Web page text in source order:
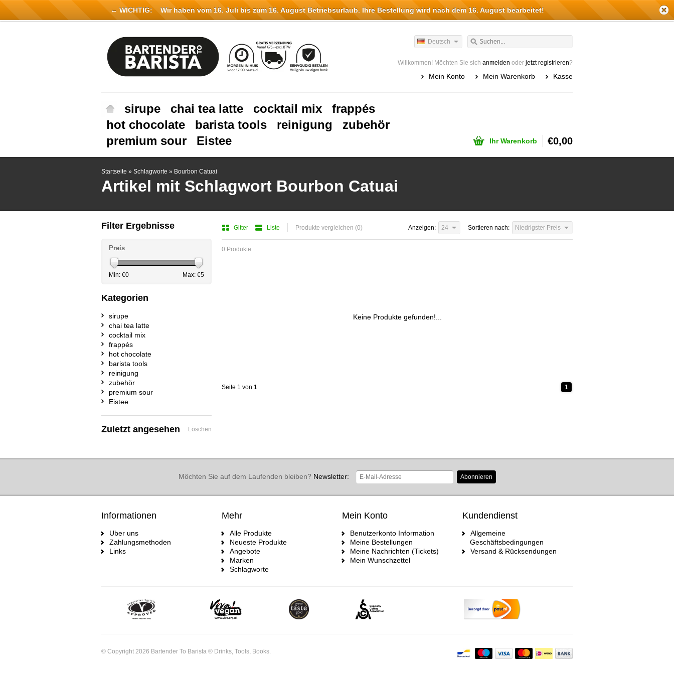
Deutsch
Willkommen! Möchten Sie sich anmelden oder jetzt registrieren?
Mein Konto Mein Warenkorb Kasse
sirupe chai tea latte cocktail mix
frappés
hot chocolate
barista tools reinigung
zubehör
premium sour
Eistee Ihr Warenkorb €0,00
Startseite » Schlagworte » Bourbon Catuai
Artikel mit Schlagwort Bourbon Catuai
Gitter Liste Produkte vergleichen (0) Sortieren nach: Niedrigster Preis
Anzeigen: 24
0 Produkte
Keine Produkte gefunden!...
Seite 1 von 1 1
Filter Ergebnisse
Preis
Min: €0 Max: €5
Kategorien
sirupe
chai tea latte
cocktail mix
frappés
hot chocolate
barista tools
reinigung
zubehör
premium sour
Eistee
Zuletzt angesehen Löschen
Möchten Sie auf dem Laufenden bleiben?Newsletter: Abonnieren
Informationen
Uber uns
Zahlungsmethoden
Links
Mehr
Alle Produkte
Neueste Produkte
Angebote
Marken
Schlagworte
Mein Konto
Benutzerkonto Information
Meine Bestellungen
Meine Nachrichten (Tickets)
Mein Wunschzettel
Kundendienst
Allgemeine
Geschäftsbedingungen
Versand & Rücksendungen
© Copyright 2026 Bartender To Barista ® Drinks, Tools, Books.
← WICHTIG:Wir haben vom 16. Juli bis zum 16. August Betriebsurlaub. Ihre Bestellung wird nach dem 16. August bearbeitet!